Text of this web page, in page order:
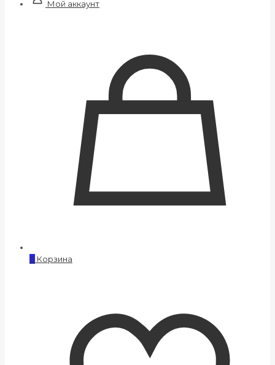
Мой аккаунт
0 Корзина